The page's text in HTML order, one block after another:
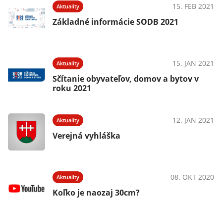
Aktuality 15. FEB 2021
Základné informácie SODB 2021
Aktuality 15. JAN 2021
Sčítanie obyvateľov, domov a bytov v
roku 2021
Aktuality 12. JAN 2021
Verejná vyhláška
Aktuality 08. OKT 2020
Koľko je naozaj 30cm?